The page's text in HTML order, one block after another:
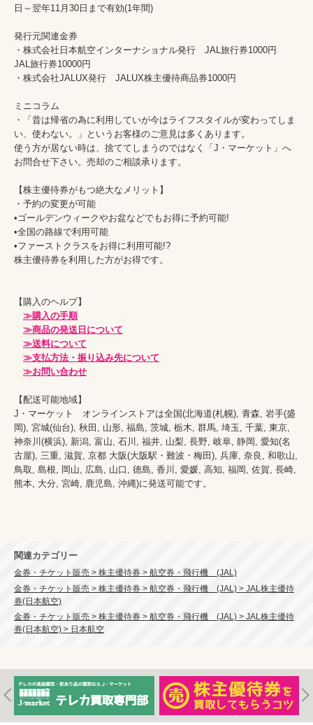
日～翌年11月30日まで有効(1年間)
発行元関連金券
・株式会社日本航空インターナショナル発行　JAL旅行券1000円
JAL旅行券10000円
・株式会社JALUX発行　JALUX株主優待商品券1000円
ミニコラム
・「昔は帰省の為に利用していが今はライフスタイルが変わってしま
い、使わない。」というお客様のご意見は多くあります。
使う方が居ない時は、捨ててしまうのではなく「J・マーケット」へ
お問合せ下さい。売却のご相談承ります。
【株主優待券がもつ絶大なメリット】
・予約の変更が可能
•ゴールデンウィークやお盆などでもお得に予約可能!
•全国の路線で利用可能
•ファーストクラスをお得に利用可能!?
株主優待券を利用した方がお得です。
【購入のヘルプ】
≫購入の手順
≫商品の発送日について
≫送料について
≫支払方法・振り込み先について
≫お問い合わせ
【配送可能地域】
J・マーケット　オンラインストアは全国(北海道(札幌), 青森, 岩手(盛
岡), 宮城(仙台), 秋田, 山形, 福島, 茨城, 栃木, 群馬, 埼玉, 千葉, 東京,
神奈川(横浜), 新潟, 富山, 石川, 福井, 山梨, 長野, 岐阜, 静岡, 愛知(名
古屋), 三重, 滋賀, 京都 大阪(大阪駅・難波・梅田), 兵庫, 奈良, 和歌山,
鳥取, 島根, 岡山, 広島, 山口, 徳島, 香川, 愛媛, 高知, 福岡, 佐賀, 長崎,
熊本, 大分, 宮崎, 鹿児島, 沖縄)に発送可能です。
関連カテゴリー
金券・チケット販売 > 株主優待券 > 航空券・飛行機 (JAL)
金券・チケット販売 > 株主優待券 > 航空券・飛行機 (JAL) > JAL株主優待
券(日本航空)
金券・チケット販売 > 株主優待券 > 航空券・飛行機 (JAL) > JAL株主優待
券(日本航空) > 日本航空